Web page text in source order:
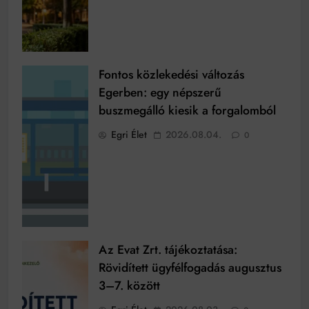
Fontos közlekedési változás
Egerben: egy népszerű
buszmegálló kiesik a forgalomból
Egri Élet 2026.08.04. 0
Az Evat Zrt. tájékoztatása:
Rövidített ügyfélfogadás augusztus
3–7. között